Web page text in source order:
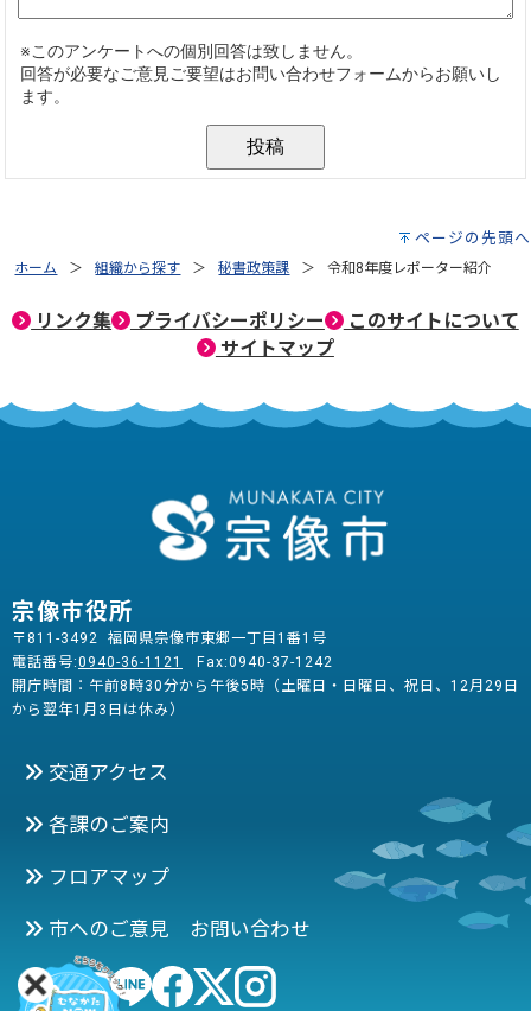
ページの先頭へ
ホーム 組織から探す 秘書政策課 令和8年度レポーター紹介
リンク集 プライバシーポリシー
このサイトについて
サイトマップ
宗像市役所
〒811-3492 福岡県宗像市東郷一丁目1番1号
電話番号:0940-36-1121
Fax:0940-37-1242
開庁時間：午前8時30分から午後5時（土曜日・日曜日、祝日、12月29日
から翌年1月3日は休み）
交通アクセス
各課のご案内
フロアマップ
市へのご意見 お問い合わせ